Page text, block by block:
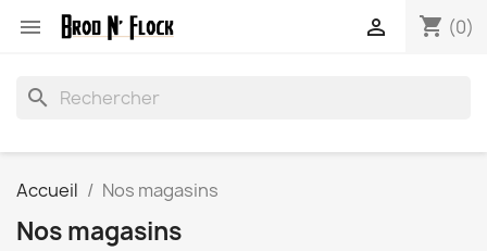
 shopping_cart (0)

search
Accueil Nos magasins
Nos magasins